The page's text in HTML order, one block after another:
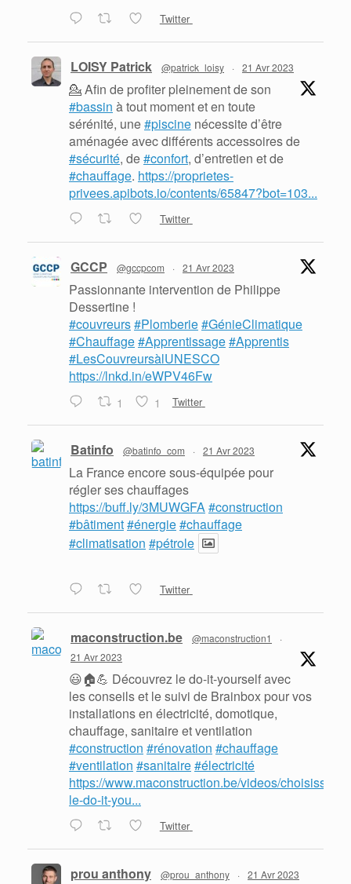
Twitter
LOISY Patrick @patrick_loisy · 21 Avr 2023
💁 Afin de profiter pleinement de son
#bassin à tout moment et en toute
sérénité, une#piscine nécessite d’être
aménagée avec différents accessoires de
#sécurité, de#confort, d’entretien et de
#chauffage. https://proprietes-
privees.apibots.io/contents/65847?bot=103...
Twitter
GCCP @gccpcom · 21 Avr 2023
Passionnante intervention de Philippe
Dessertine !
#couvreurs#Plomberie#GénieClimatique
#Chauffage#Apprentissage#Apprentis
#LesCouvreursàlUNESCO
https://lnkd.in/eWPV46Fw
1 1 Twitter
Batinfo @batinfo_com · 21 Avr 2023
La France encore sous-équipée pour
régler ses chauffages
https://buff.ly/3MUWGFA#construction
#bâtiment#énergie#chauffage
#climatisation #pétrole
Twitter
maconstruction.be @maconstruction1
·
21 Avr 2023
😃🏠💪 Découvrez le do-it-yourself avec
les conseils et le suivi de Brainbox pour vos
installations en électricité, domotique,
chauffage, sanitaire et ventilation
#construction #rénovation #chauffage
#ventilation #sanitaire#électricité
https://www.maconstruction.be/videos/choisissez-
le-do-it-you...
Twitter
prou anthony @prou_anthony · 21 Avr 2023